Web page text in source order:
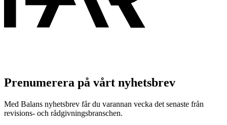
Prenumerera på vårt nyhetsbrev
Med Balans nyhetsbrev får du varannan vecka det senaste från
revisions- och rådgivningsbranschen.